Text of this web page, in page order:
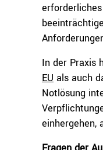
In der Praxis
EU als auch
Notlösung
einhergehen,